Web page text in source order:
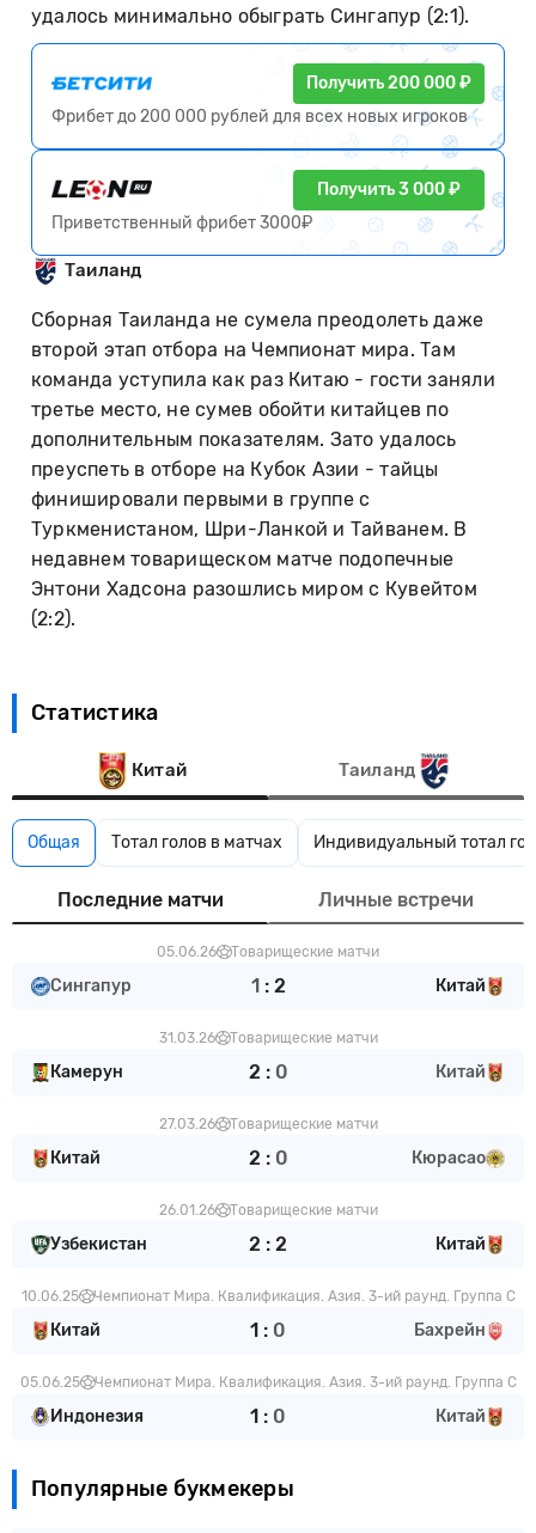
удалось минимально обыграть Сингапур (2:1).
Получить 200 000 ₽
Фрибет до 200 000 рублей для всех новых игроков
Получить 3 000 ₽
Приветственный фрибет 3000₽
Таиланд
Сборная Таиланда не сумела преодолеть даже
второй этап отбора на Чемпионат мира. Там
команда уступила как раз Китаю - гости заняли
третье место, не сумев обойти китайцев по
дополнительным показателям. Зато удалось
преуспеть в отборе на Кубок Азии - тайцы
финишировали первыми в группе с
Туркменистаном, Шри-Ланкой и Тайванем. В
недавнем товарищеском матче подопечные
Энтони Хадсона разошлись миром с Кувейтом
(2:2).
Статистика
Китай Таиланд
Общая Тотал голов в матчах Индивидуальный тотал
Последние матчи Личные встречи
05.06.26 Товарищеские матчи
Сингапур 1: 2 Китай
31.03.26 Товарищеские матчи
Камерун 2 : 0 Китай
27.03.26 Товарищеские матчи
Китай 2 : 0 Кюрасао
26.01.26 Товарищеские матчи
Узбекистан 2 : 2 Китай
10.06.25 Чемпионат Мира. Квалификация. Азия. 3-ий раунд. Группа С
Китай 1 : 0 Бахрейн
05.06.25 Чемпионат Мира. Квалификация. Азия. 3-ий раунд. Группа С
Индонезия 1 : 0 Китай
Популярные букмекеры